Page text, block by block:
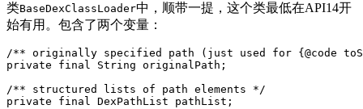
类BaseDexClassLoader中，顺带一提，这个类最低在API14开
始有用。包含了两个变量：
/** originally specified path (just used for {@code
private
final String originalPath ;
/** structured lists of path elements */
private
final DexPathList pathList ;